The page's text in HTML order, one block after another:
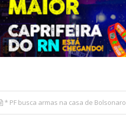
* PF busca armas na casa de